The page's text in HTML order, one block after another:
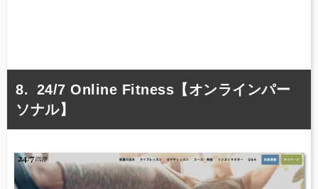
24/7 Online Fitness【オンラインパー
ソナル】